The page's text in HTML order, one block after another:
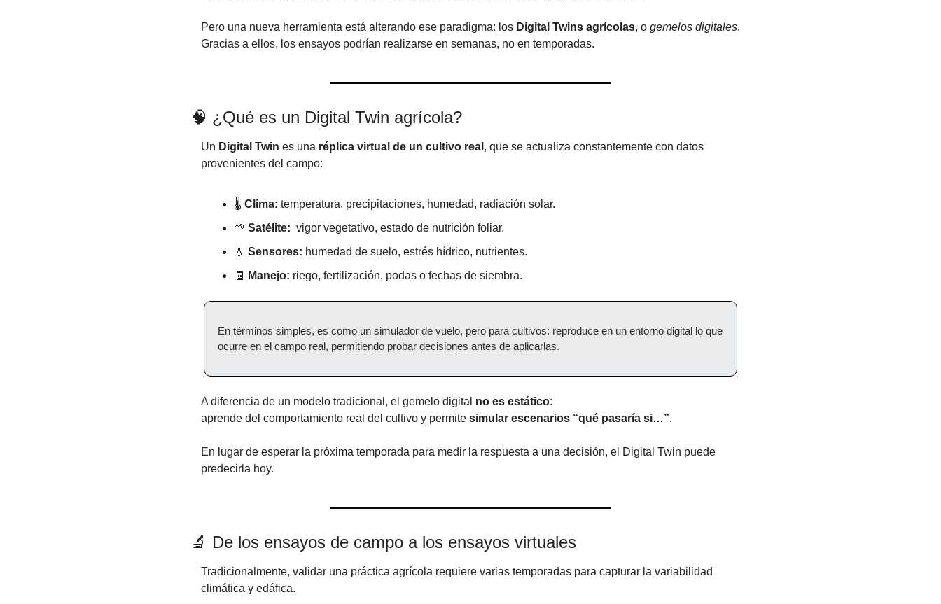
Pero una nueva herramienta está alterando ese paradigma: los Digital Twins agrícolas, o gemelos digitales.
Gracias a ellos, los ensayos podrían realizarse en semanas, no en temporadas.
🧠 ¿Qué es un Digital Twin agrícola?
Un Digital Twin es una réplica virtual de un cultivo real , que se actualiza constantemente con datos
provenientes del campo:
🌡️ Clima: temperatura, precipitaciones, humedad, radiación solar.
🌱 Satélite:
  vigor vegetativo, estado de nutrición foliar.
💧 Sensores: humedad de suelo, estrés hídrico, nutrientes.
🧾
Manejo: riego, fertilización, podas o fechas de siembra.
En términos simples, es como un simulador de vuelo, pero para cultivos: reproduce en un entorno digital lo que
ocurre en el campo real, permitiendo probar decisiones antes de aplicarlas.
A diferencia de un modelo tradicional, el gemelo digital no es estático:
aprende del comportamiento real del cultivo y permite simular escenarios “qué pasaría si…”.
En lugar de esperar la próxima temporada para medir la respuesta a una decisión, el Digital Twin puede
predecirla hoy.
🔬 De los ensayos de campo a los ensayos virtuales
Tradicionalmente, validar una práctica agrícola requiere varias temporadas para capturar la variabilidad
climática y edáfica.